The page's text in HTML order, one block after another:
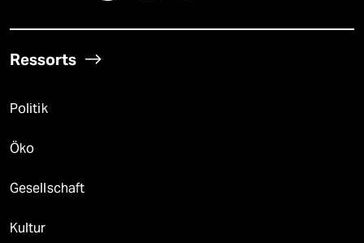
Ressorts
Politik
Öko
Gesellschaft
Kultur